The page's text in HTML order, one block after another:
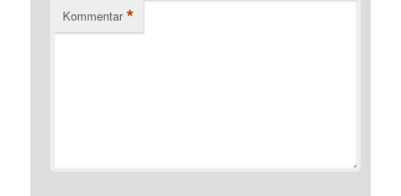
Kommentar *